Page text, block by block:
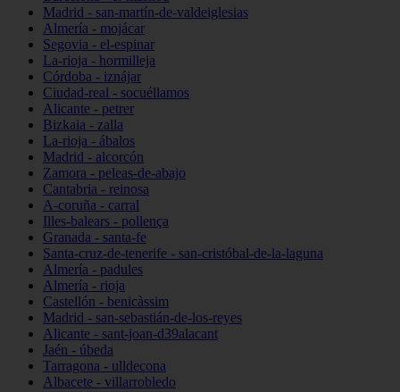
Madrid - san-martín-de-valdeiglesias
Almería - mojácar
Segovia - el-espinar
La-rioja - hormilleja
Córdoba - iznájar
Ciudad-real - socuéllamos
Alicante - petrer
Bizkaia - zalla
La-rioja - ábalos
Madrid - alcorcón
Zamora - peleas-de-abajo
Cantabria - reinosa
A-coruña - carral
Illes-balears - pollença
Granada - santa-fe
Santa-cruz-de-tenerife - san-cristóbal-de-la-laguna
Almería - padules
Almería - rioja
Castellón - benicàssim
Madrid - san-sebastián-de-los-reyes
Alicante - sant-joan-d39alacant
Jaén - úbeda
Tarragona - ulldecona
Albacete - villarrobledo